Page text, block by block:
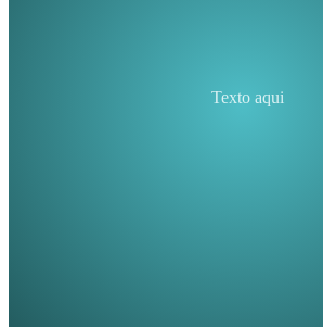
Texto aqui